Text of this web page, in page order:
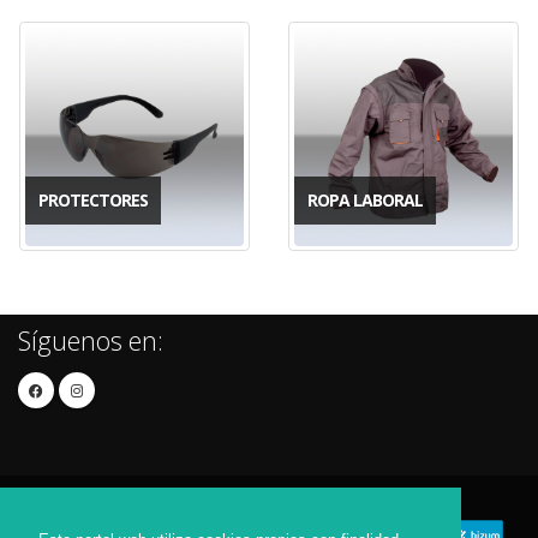
PROTECTORES ROPA LABORAL
Síguenos en: